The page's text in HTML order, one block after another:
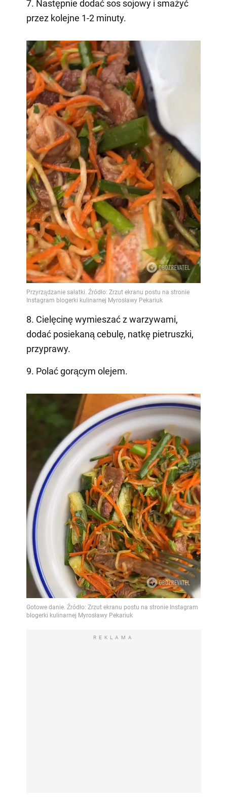
7. Następnie dodać sos sojowy i smażyć
przez kolejne 1-2 minuty.
8. Cielęcinę wymieszać z warzywami,
dodać posiekaną cebulę, natkę pietruszki,
przyprawy.
9. Polać gorącym olejem.
REKLAMA